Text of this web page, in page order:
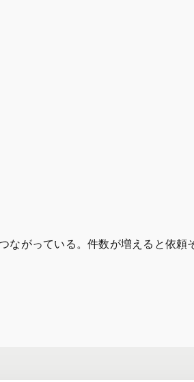
がっている。件数が増えると依頼